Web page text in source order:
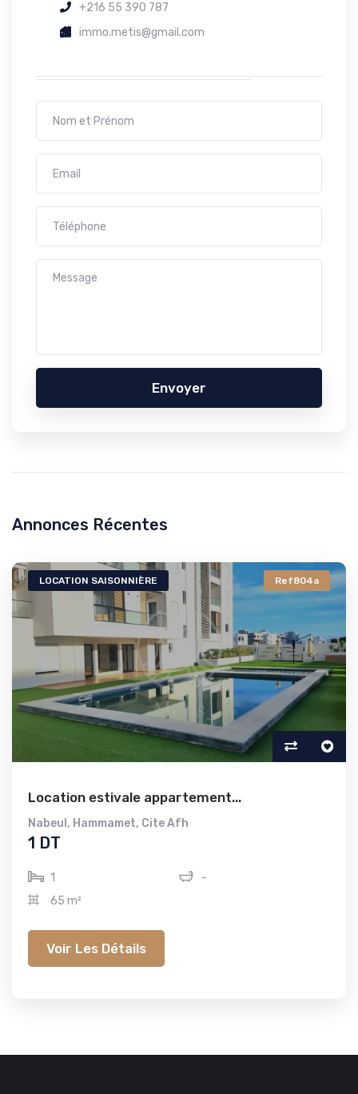
+216 55 390 787
immo.metis@gmail.com
Envoyer
Annonces Récentes
LOCATION SAISONNIÈRE Ref804a
Location estivale appartement...
Nabeul , Hammamet, Cite Afh
1 DT
1
-
65 m²
Voir Les Détails